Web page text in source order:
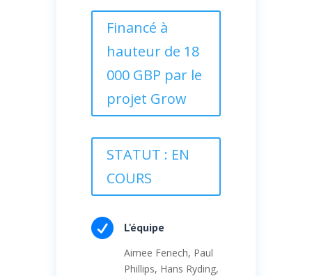
Financé à
hauteur de 18
000 GBP par le
projet Grow
STATUT : EN
COURS
 L'équipe
Aimee Fenech, Paul
Phillips, Hans Ryding,